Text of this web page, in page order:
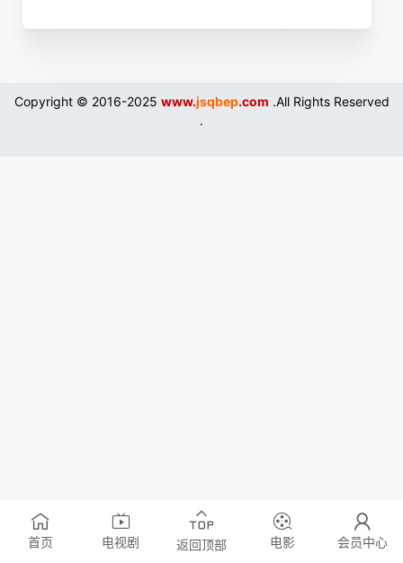
Copyright © 2016-2025 www.jsqbep.com .All Rights Reserved
.
首页 电视剧 返回顶部 电影 会员中心